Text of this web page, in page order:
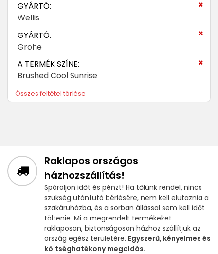
GYÁRTÓ:
Wellis
GYÁRTÓ:
Grohe
A TERMÉK SZÍNE:
Brushed Cool Sunrise
Összes feltétel törlése
Raklapos országos
házhozszállítás!
Spóroljon időt és pénzt! Ha tőlünk rendel, nincs
szükség utánfutó bérlésére, nem kell elutaznia a
szakáruházba, és a sorban állással sem kell időt
töltenie. Mi a megrendelt termékeket
raklaposan, biztonságosan házhoz szállítjuk az
ország egész területére. Egyszerű, kényelmes és
költséghatékony megoldás.